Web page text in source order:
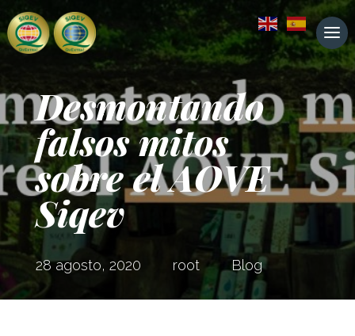
Desmontando
falsos mitos
sobre el AOVE
Siqev
28 agosto, 2020 root Blog